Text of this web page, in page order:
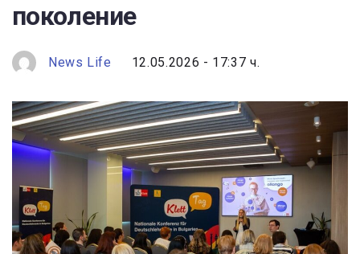
поколение
News Life 12.05.2026 - 17:37 ч.